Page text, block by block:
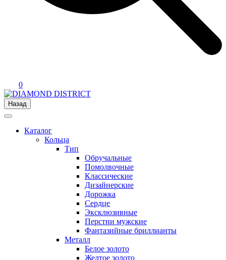
0
Назад
Каталог
Кольца
Тип
Обручальные
Помолвочные
Классические
Дизайнерские
Дорожка
Сердце
Эксклюзивные
Перстни мужские
Фантазийные бриллианты
Металл
Белое золото
Желтое золото